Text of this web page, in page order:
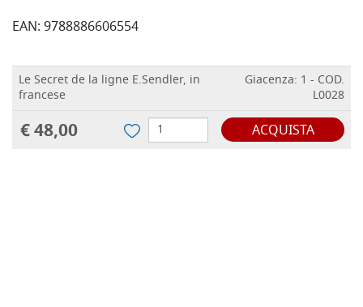
EAN: 9788886606554
Le Secret de la ligne E.Sendler, in
francese
Giacenza: 1 - COD.
L0028
€ 48,00 ACQUISTA